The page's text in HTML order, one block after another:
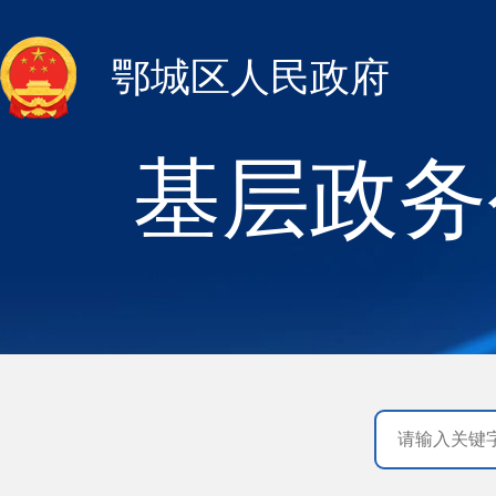
基层政
鄂城区人民政府